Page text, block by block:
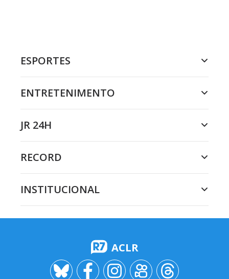
ESPORTES
ENTRETENIMENTO
JR 24H
RECORD
INSTITUCIONAL
ACLR